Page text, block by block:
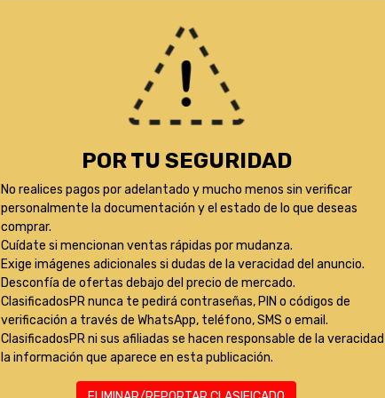
POR TU SEGURIDAD
No realices pagos por adelantado y mucho menos sin verificar
personalmente la documentación y el estado de lo que deseas
comprar.
Cuídate si mencionan ventas rápidas por mudanza.
Exige imágenes adicionales si dudas de la veracidad del anuncio.
Desconfía de ofertas debajo del precio de mercado.
ClasificadosPR nunca te pedirá contraseñas, PIN o códigos de
verificación a través de WhatsApp, teléfono, SMS o email.
ClasificadosPR ni sus afiliadas se hacen responsable de la
la información que aparece en esta publicación.